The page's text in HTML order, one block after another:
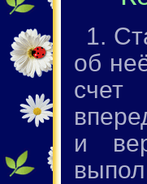
1.
об
счет
и